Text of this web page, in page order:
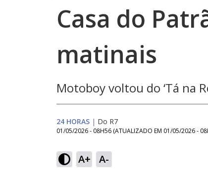
Casa do
matinais
Motoboy voltou do ‘Tá na
24 HORAS | Do R7
01/05/2026 - 08H56 (ATUALIZADO EM 01/05/2026 -
A+ A-
Ativar
Som